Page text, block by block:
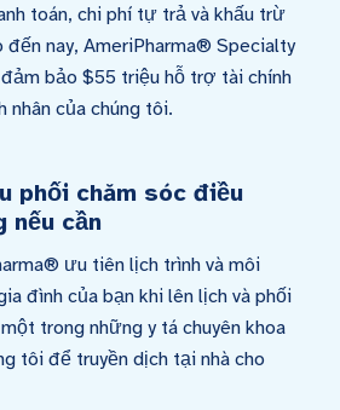
toán, chi phí tự trả và khấu trừ
đến nay, AmeriPharma® Specialty
bảo $55 triệu hỗ trợ tài chính
nhân của chúng tôi.
phối chăm sóc điều
nếu cần
ưu tiên lịch trình và môi
đình của bạn khi lên lịch và phối
trong những y tá chuyên khoa
tôi để truyền dịch tại nhà cho